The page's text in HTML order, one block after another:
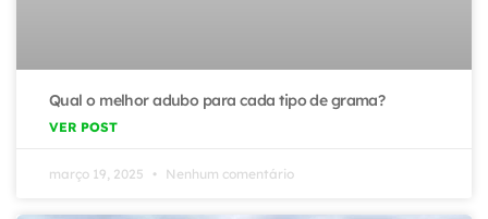
Qual o melhor adubo para cada tipo de grama?
VER POST
março 19, 2025 Nenhum comentário